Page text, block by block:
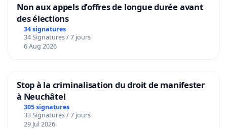
Non aux appels d’offres de longue durée avant
des élections
34 signatures
34 Signatures / 7 jours
6 Aug 2026
Stop à la criminalisation du droit de manifester
à Neuchâtel
305 signatures
33 Signatures / 7 jours
29 Jul 2026